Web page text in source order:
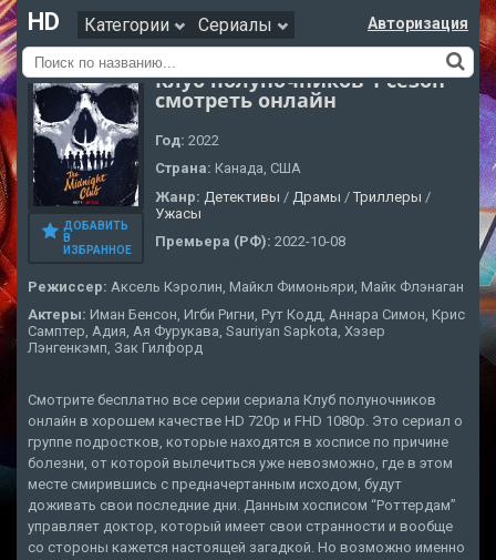
HD Категории Сериалы Авторизация
ДОБАВИТЬ
В
ИЗБРАННОЕ
Клуб полуночников 1 сезон
смотреть онлайн
Год: 2022
Страна: Канада, США
Жанр: Детективы / Драмы / Триллеры /
Ужасы
Премьера (РФ): 2022-10-08
Режиссер: Аксель Кэролин, Майкл Фимоньяри, Майк Флэнаган
Актеры: Иман Бенсон, Игби Ригни, Рут Кодд, Аннара Симон, Крис
Самптер, Адия, Ая Фурукава, Sauriyan Sapkota, Хэзер
Лэнгенкэмп, Зак Гилфорд
Смотрите бесплатно все серии сериала Клуб полуночников
онлайн в хорошем качестве HD 720p и FHD 1080p. Это сериал о
группе подростков, которые находятся в хосписе по причине
болезни, от которой вылечиться уже невозможно, где в этом
месте смирившись с предначертанным исходом, будут
доживать свои последние дни. Данным хосписом “Роттердам”
управляет доктор, который имеет свои странности и вообще
со стороны кажется настоящей загадкой. Но возможно именно